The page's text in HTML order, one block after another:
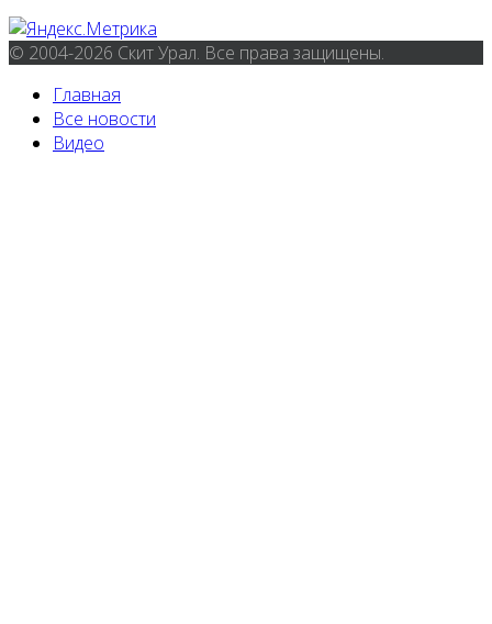
© 2004-2026 Скит Урал. Все права защищены.
Главная
Все новости
Видео